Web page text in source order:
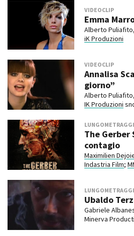
VIDEOCLIP
Emma
Alberto
iK Produzioni
VIDEOCLIP
Annalisa
giorno”
Alberto
IK Produzioni
LUNGOMETRAGGI
The Gerber
contagio
Maximilien
Indastria Film;
LUNGOMETRAGGI
Ubaldo
Gabriele
Minerva